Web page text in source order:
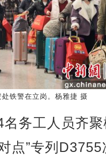
铁警在立岗。杨雅捷 摄
务工人员齐聚
点”专列D3755